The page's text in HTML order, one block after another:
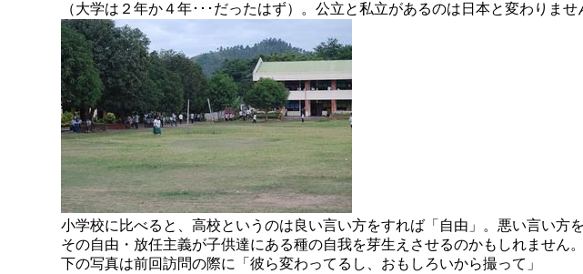
（大学は２年か４年･･･だったはず）。公立と私立があるのは日本と変わりませ
小学校に比べると、高校というのは良い言い方をすれば「自由」。悪い言い方
その自由・放任主義が子供達にある種の自我を芽生えさせるのかもしれません。
下の写真は前回訪問の際に「彼ら変わってるし、おもしろいから撮って」